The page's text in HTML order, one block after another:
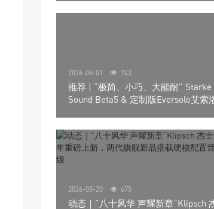
2026-06-01 743
推荐 | “极简、小巧、大能耐” Starke
Sound Beta5 & 定制版Eversolo艾索
2026-05-20 675
动态｜”八十风华 声耀新章“Klipsch